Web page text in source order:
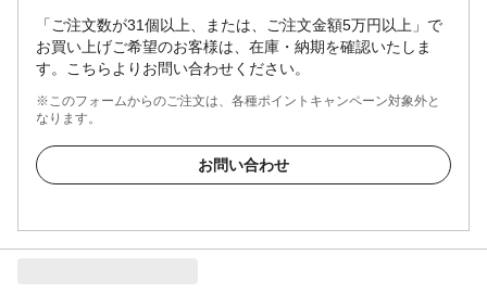
「ご注文数が31個以上、または、ご注文金額5万円以上」で
お買い上げご希望のお客様は、在庫・納期を確認いたしま
す。こちらよりお問い合わせください。
※このフォームからのご注文は、各種ポイントキャンペーン対象外と
なります。
お問い合わせ